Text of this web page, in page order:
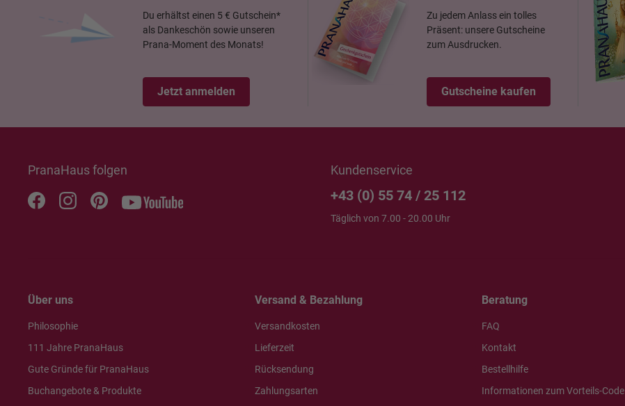
Du erhältst einen 5 € Gutschein*
als Dankeschön sowie unseren
Prana-Moment des Monats!
Jetzt anmelden
Zu jedem Anlass ein tolles
Präsent: unsere Gutscheine
zum Ausdrucken.
Gutscheine kaufen
PranaHaus folgen Kundenservice
+43 (0) 55 74 / 25 112
Täglich von 7.00 - 20.00 Uhr
Über uns
Philosophie
111 Jahre PranaHaus
Gute Gründe für PranaHaus
Buchangebote & Produkte
Versand & Bezahlung
Versandkosten
Lieferzeit
Rücksendung
Zahlungsarten
Beratung
FAQ
Kontakt
Bestellhilfe
Informationen zum Vorteils-Code